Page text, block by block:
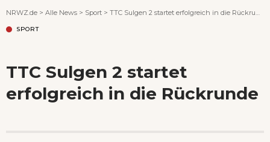
NRWZ.de > Alle News > Sport > TTC Sulgen 2 startet erfolgreich in die Rückrunde
SPORT
TTC Sulgen 2 startet
erfolgreich in die Rückrunde